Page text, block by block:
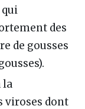
qui
des
de gousses
la
viroses dont